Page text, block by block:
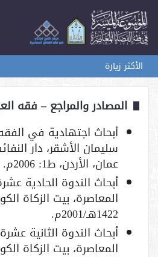
الأكثر زيارة
المصادر والمراجع – فقه
أبحاث اجتهادية في
سليمان الأشقر، دار
عمان، الأردن، ط1: 2006م.
أبحاث الندوة الحادية
المعاصرة، بيت الزكاة
1422هـ/2001م.
أبحاث الندوة الثانية
المعاصرة، بيت الزكاة